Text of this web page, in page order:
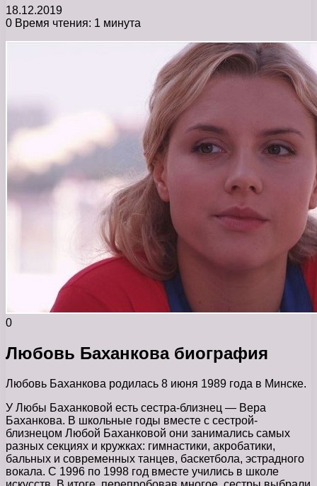
18.12.2019
0 Время чтения: 1 минута
0
Любовь Баханкова биография
Любовь Баханкова родилась 8 июня 1989 года в Минске.
У Любы Баханковой есть сестра-близнец — Вера
Баханкова. В школьные годы вместе с сестрой-
близнецом Любой Баханковой они занимались самых
разных секциях и кружках: гимнастики, акробатики,
бальных и современных танцев, баскетбола, эстрадного
вокала. С 1996 по 1998 год вместе учились в школе